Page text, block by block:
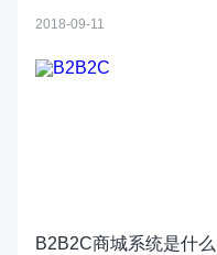
2018-09-11
B2B2C商城系统是什